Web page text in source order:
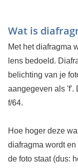
Wat is
Met het diafragma
lens bedoeld.
belichting van je
aangegeven als 'f'.
f/64.
Hoe hoger deze
diafragma wordt
de foto staat (dus: